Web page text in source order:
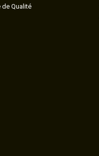
de Qualité